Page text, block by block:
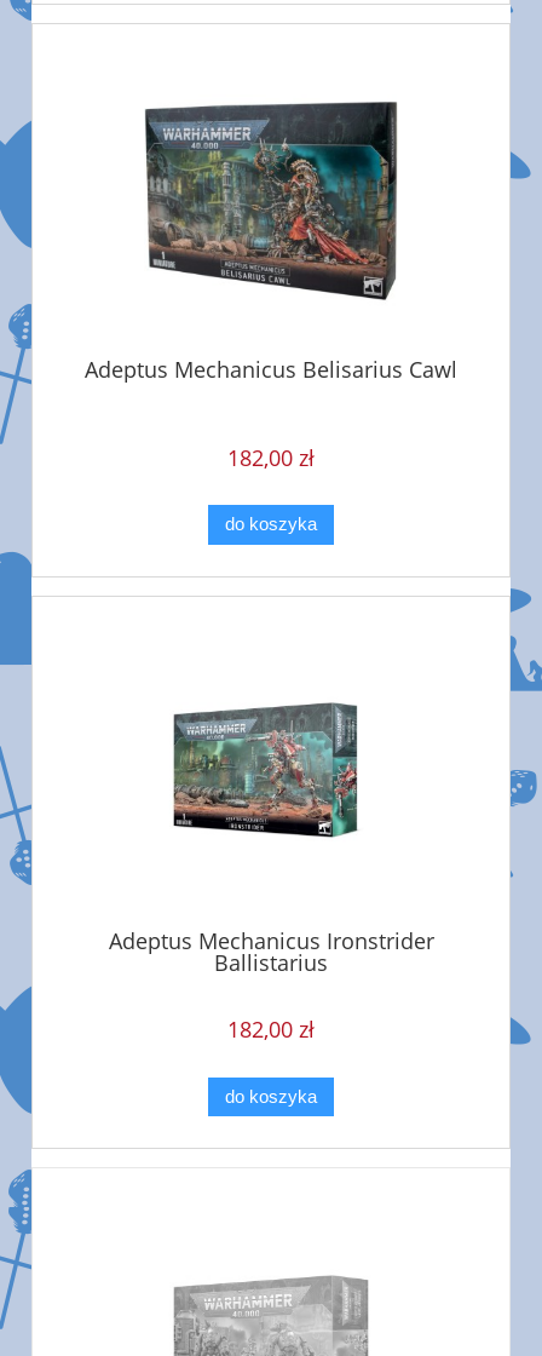
Adeptus Mechanicus Belisarius Cawl
182,00 zł
do koszyka
Adeptus Mechanicus Ironstrider
Ballistarius
182,00 zł
do koszyka